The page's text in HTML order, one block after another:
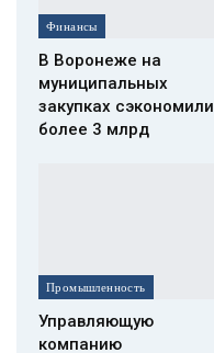
Финансы
В Воронеже на
муниципальных
закупках сэкономили
более 3 млрд
Промышленность
Управляющую
компанию